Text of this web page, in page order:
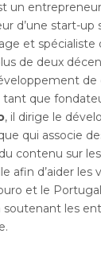
un
d’une start-up
et spécialiste
de deux
tant que
, il dirige le
qui associe
contenu sur
afin d’aider les
et le
les